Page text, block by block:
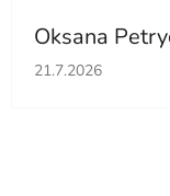
Oksana
Hodnotenie
21.7.2026